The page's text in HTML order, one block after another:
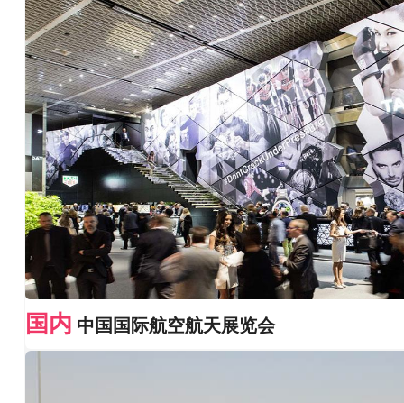
国内 中国国际航空航天展览会